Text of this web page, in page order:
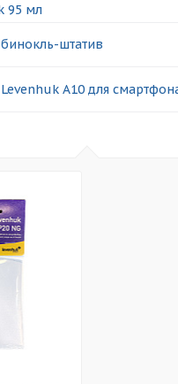
95 мл
штатив
A10 для